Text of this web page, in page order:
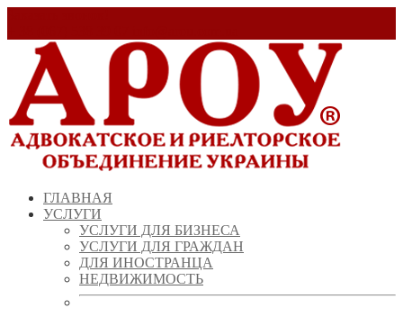
ГЛАВНАЯ
УСЛУГИ
УСЛУГИ ДЛЯ БИЗНЕСА
УСЛУГИ ДЛЯ ГРАЖДАН
ДЛЯ ИНОСТРАНЦА
НЕДВИЖИМОСТЬ